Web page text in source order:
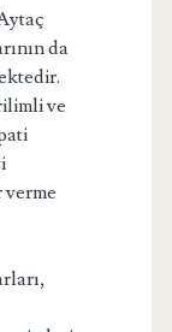
da
ve
verme